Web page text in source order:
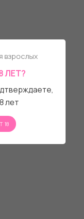
взрослых
ЛЕТ?
лет
18